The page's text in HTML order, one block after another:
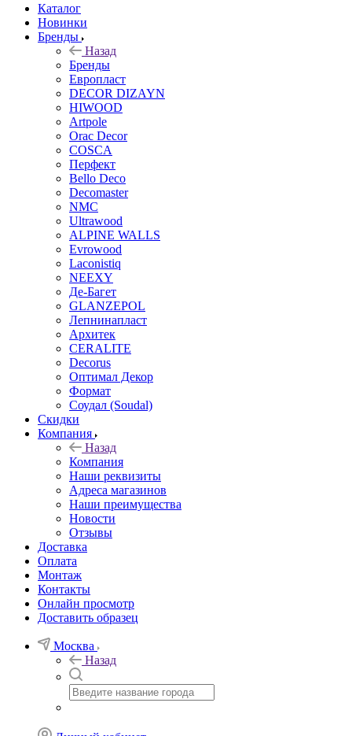
Каталог
Новинки
Бренды
Назад
Бренды
Европласт
DECOR DIZAYN
HIWOOD
Artpole
Orac Decor
COSCA
Перфект
Bello Deco
Decomaster
NMС
Ultrawood
ALPINE WALLS
Evrowood
Laconistiq
NEEXY
Де-Багет
GLANZEPOL
Лепнинапласт
Архитек
CERALITE
Decorus
Оптимал Декор
Формат
Соудал (Soudal)
Скидки
Компания
Назад
Компания
Наши реквизиты
Адреса магазинов
Наши преимущества
Новости
Отзывы
Доставка
Оплата
Монтаж
Контакты
Онлайн просмотр
Доставить образец
Москва
Назад